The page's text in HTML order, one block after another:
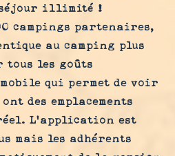
séjour illimité !
campings partenaires,
au camping plus
tous les goûts
qui permet de voir
des emplacements
L’application est
mais les adhérents